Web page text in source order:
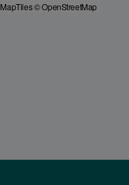
© OpenStreetMap